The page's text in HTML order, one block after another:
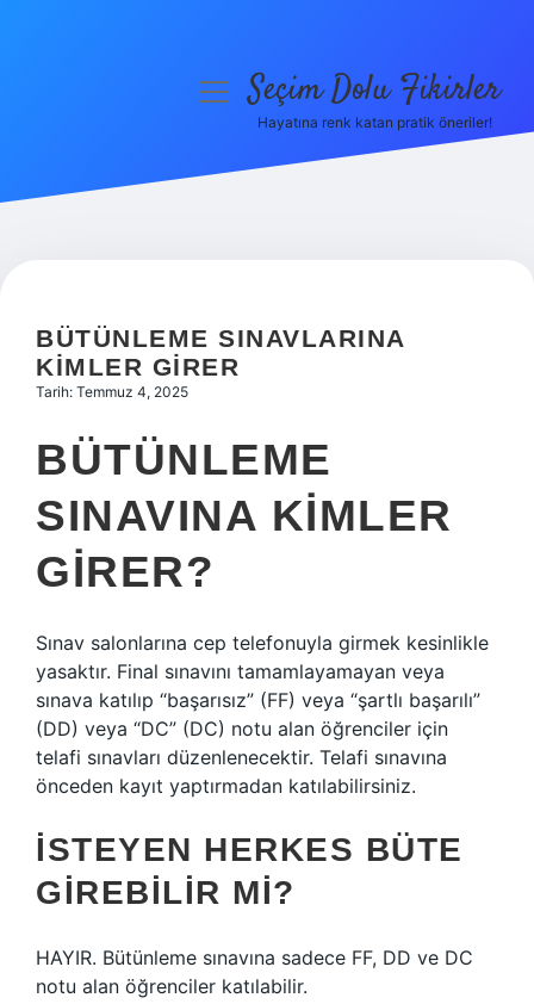
Hakkımızda
menüyüSeçim Dolu Fikirler
Hayatına renk katan pratik öneriler!
BÜTÜNLEME SINAVLARINA
KIMLER GIRER
Tarih: Temmuz 4, 2025
BÜTÜNLEME
SINAVINA KIMLER
GIRER?
Sınav salonlarına cep telefonuyla girmek kesinlikle
yasaktır. Final sınavını tamamlayamayan veya
sınava katılıp “başarısız” (FF) veya “şartlı başarılı”
(DD) veya “DC” (DC) notu alan öğrenciler için
telafi sınavları düzenlenecektir. Telafi sınavına
önceden kayıt yaptırmadan katılabilirsiniz.
İSTEYEN HERKES BÜTE
GIREBILIR MI?
HAYIR. Bütünleme sınavına sadece FF, DD ve DC
notu alan öğrenciler katılabilir.